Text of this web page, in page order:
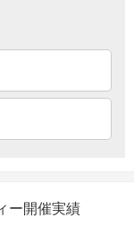
ー開催実績